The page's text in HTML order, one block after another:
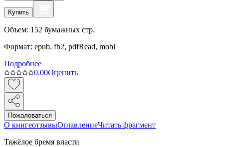
Купить
Объем: 152 бумажных стр.
Формат: epub, fb2, pdfRead, mobi
Подробнее
0.00Оценить
Пожаловаться
О книгеотзывыОглавлениеЧитать фрагмент
Тяжёлое бремя власти